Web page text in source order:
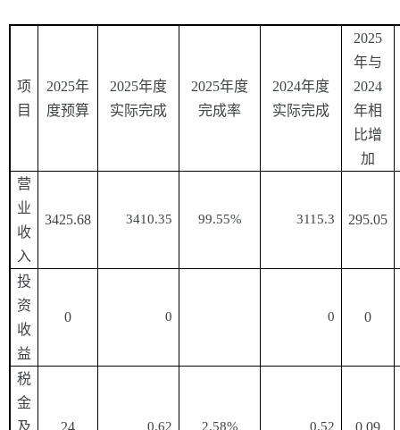
项
目
2025年
度预算
2025年度
实际完成
2025年度
完成率
2024年度
实际完成
2025
年与
2024
年相
比增
加
营
业
收
入
3425.68 3410.35 99.55% 3115.3 295.05
投
资
收
益
0 0 0 0
税
金
0.62 2.58% 0.52